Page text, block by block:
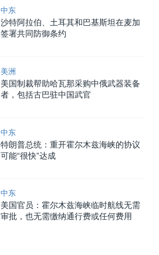
中东
沙特阿拉伯、土耳其和巴基斯坦在麦加
签署共同防御条约
美洲
美国制裁帮助哈瓦那采购中俄武器装备
者，包括古巴驻中国武官
中东
特朗普总统：重开霍尔木兹海峡的协议
可能“很快”达成
中东
美国官员：霍尔木兹海峡临时航线无需
审批，也无需缴纳通行费或任何费用